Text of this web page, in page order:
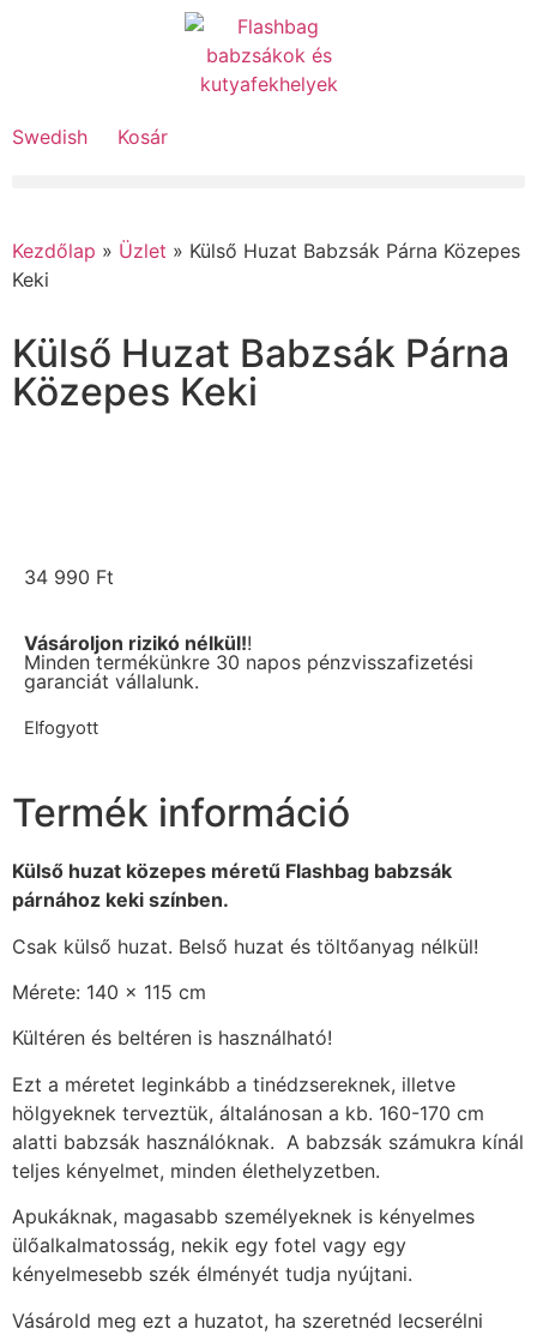
Swedish Kosár
Kezdőlap » Üzlet » Külső Huzat Babzsák Párna Közepes
Keki
Külső Huzat Babzsák Párna
Közepes Keki
34 990 Ft
Vásároljon rizikó nélkül!!
Minden termékünkre 30 napos pénzvisszafizetési
garanciát vállalunk.
Elfogyott
Termék információ
Külső huzat közepes méretű Flashbag babzsák
párnához keki színben.
Csak külső huzat. Belső huzat és töltőanyag nélkül!
Mérete: 140 x 115 cm
Kültéren és beltéren is használható!
Ezt a méretet leginkább a tinédzsereknek, illetve
hölgyeknek terveztük, általánosan a kb. 160-170 cm
alatti babzsák használóknak. A babzsák számukra kínál
teljes kényelmet, minden élethelyzetben.
Apukáknak, magasabb személyeknek is kényelmes
ülőalkalmatosság, nekik egy fotel vagy egy
kényelmesebb szék élményét tudja nyújtani.
Vásárold meg ezt a huzatot, ha szeretnéd lecserélni